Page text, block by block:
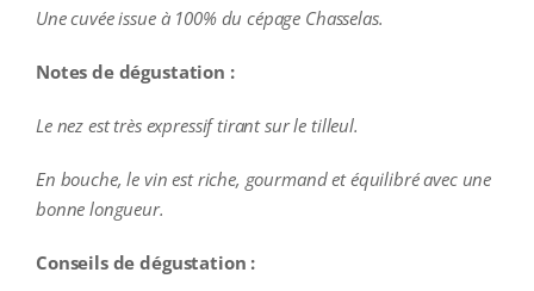
Une cuvée issue à 100% du cépage Chasselas.
Notes de dégustation :
Le nez est très expressif tirant sur le tilleul.
En bouche, le vin est riche, gourmand et équilibré avec une
bonne longueur.
Conseils de dégustation :